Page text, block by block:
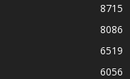
8715
8086
6519
6056